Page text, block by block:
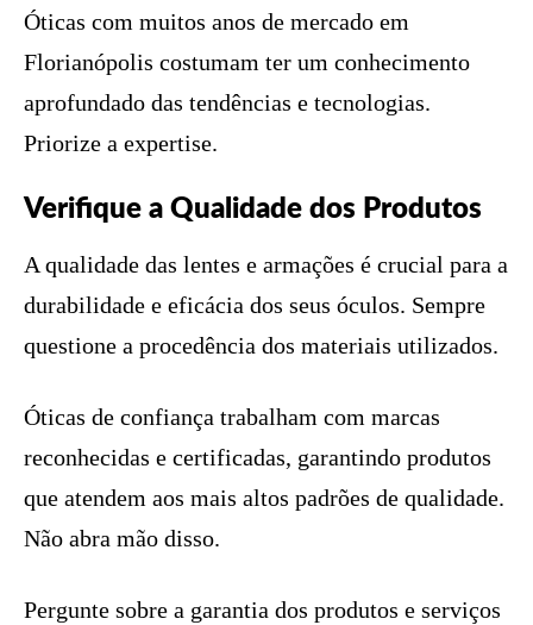
Óticas com muitos anos de mercado em
Florianópolis costumam ter um conhecimento
aprofundado das tendências e tecnologias.
Priorize a expertise.
Verifique a Qualidade dos Produtos
A qualidade das lentes e armações é crucial para a
durabilidade e eficácia dos seus óculos. Sempre
questione a procedência dos materiais utilizados.
Óticas de confiança trabalham com marcas
reconhecidas e certificadas, garantindo produtos
que atendem aos mais altos padrões de qualidade.
Não abra mão disso.
Pergunte sobre a garantia dos produtos e serviços